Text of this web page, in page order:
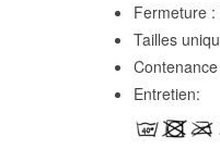
Fermeture
Tailles
Entretien: